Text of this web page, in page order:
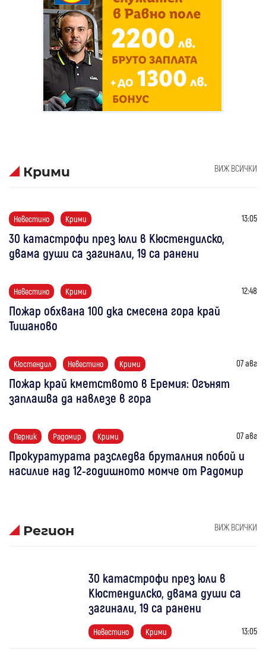
Крими ВИЖ ВСИЧКИ
Невестино Крими 13:05
30 катастрофи през юли в Кюстендилско,
двама души са загинали, 19 са ранени
Невестино Крими 12:48
Пожар обхвана 100 дка смесена гора край
Тишаново
Кюстендил Невестино Крими 07 авг
Пожар край кметството в Еремия: Огънят
заплашва да навлезе в гора
Перник Радомир Крими 07 авг
Прокуратурата разследва бруталния побой и
насилие над 12-годишното момче от Радомир
Регион ВИЖ ВСИЧКИ
30 катастрофи през юли в
Кюстендилско, двама души са
загинали, 19 са ранени
Невестино Крими 13:05